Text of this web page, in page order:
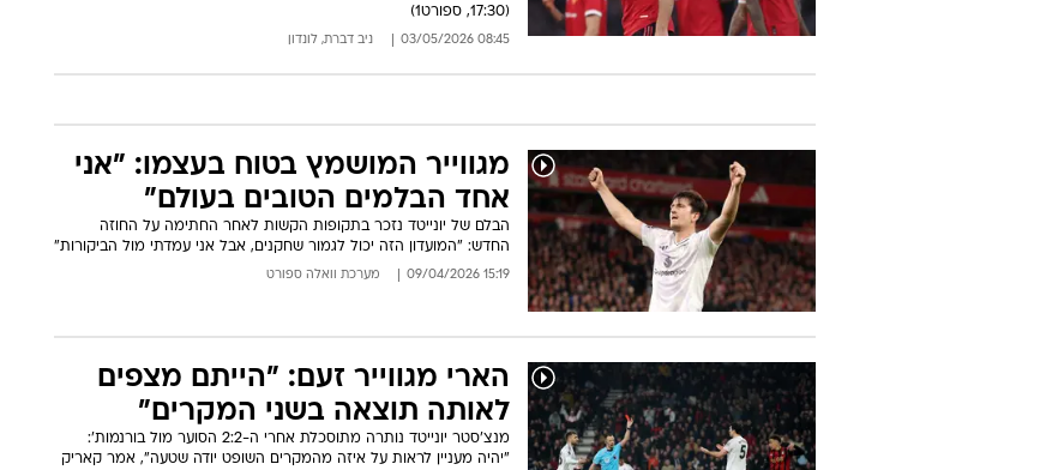
(17:30, ספורט1)
08:45 03/05/2026 ניב דברת, לונדון
מגווייר המושמץ בטוח בעצמו: "אני
אחד הבלמים הטובים בעולם"
הבלם של יונייטד נזכר בתקופות הקשות לאחר החתימה על החוזה
החדש: "המועדון הזה יכול לגמור שחקנים, אבל אני עמדתי מול הביקורות"
15:19 09/04/2026 מערכת וואלה ספורט
הארי מגווייר זעם: "הייתם מצפים
לאותה תוצאה בשני המקרים"
מנצ'סטר יונייטד נותרה מתוסכלת אחרי ה-2:2 הסוער מול בורנמות':
"יהיה מעניין לראות על איזה מהמקרים השופט יודה שטעה", אמר קאריק